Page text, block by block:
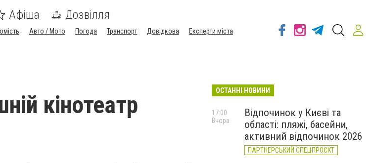
Афіша Дозвілля
Авто / Мото Погода Транспорт Довідкова
Експерти міста
кінотеатр
ОСТАННІ НОВИНИ
Відпочинок у Києві та
області: пляжі, басейни,
активний відпочинок 2026
ПАРТНЕРСЬКИЙ СПЕЦПРОЄКТ
17:00
Вчора